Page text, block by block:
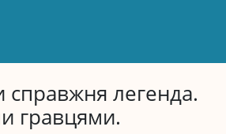
легенда.
гравцями.